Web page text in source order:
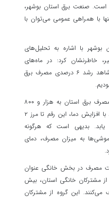
است. صنعت برق استان بوشهر،
با همراهی عمومی می‌توان با
با اشاره به تحلیل‌های
خاطرنشان کرد: در ماه‌های
فروردین و اردیبهشت سال جاری، شاهد رشد ۶ درصدی مصرف برق
وی بیان کرد: هم‌اکنون نیز میزان مصرف برق استان به هزار و ۸۰۰
مگاوات رسیده و پیش‌بینی می‌شود با افزایش دما، این رقم تا مرز ۲
یابد. بدیهی است که هرگونه
به میزان مصرف، دمای
مصرف در بخش خانگی عنوان
حاضر، حدود ۵ درصد از مشترکان خانگی استان، بیش
می‌کنند. این گروه از مشترکان